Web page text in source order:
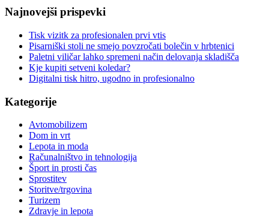
Najnovejši prispevki
Tisk vizitk za profesionalen prvi vtis
Pisarniški stoli ne smejo povzročati bolečin v hrbtenici
Paletni viličar lahko spremeni način delovanja skladišča
Kje kupiti setveni koledar?
Digitalni tisk hitro, ugodno in profesionalno
Kategorije
Avtomobilizem
Dom in vrt
Lepota in moda
Računalništvo in tehnologija
Šport in prosti čas
Sprostitev
Storitve/trgovina
Turizem
Zdravje in lepota